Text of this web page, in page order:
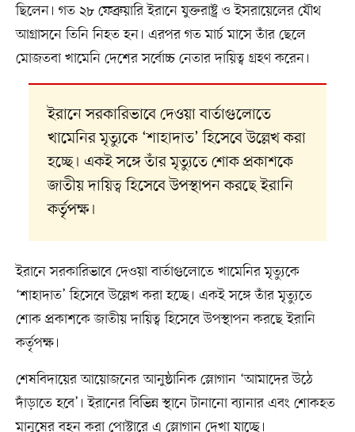
ছিলেন। গত ২৮ ফেব্রুয়ারি ইরানে যুক্তরাষ্ট্র ও ইসরায়েলের যৌথ
আগ্রাসনে তিনি নিহত হন। এরপর গত মার্চ মাসে তাঁর ছেলে
মোজতবা খামেনি দেশের সর্বোচ্চ নেতার দায়িত্ব গ্রহণ করেন।
ইরানে সরকারিভাবে দেওয়া বার্তাগুলোতে
খামেনির মৃত্যুকে ‘শাহাদাত’ হিসেবে উল্লেখ করা
হচ্ছে। একই সঙ্গে তাঁর মৃত্যুতে শোক প্রকাশকে
জাতীয় দায়িত্ব হিসেবে উপস্থাপন করছে ইরানি
কর্তৃপক্ষ।
ইরানে সরকারিভাবে দেওয়া বার্তাগুলোতে খামেনির মৃত্যুকে
‘শাহাদাত’ হিসেবে উল্লেখ করা হচ্ছে। একই সঙ্গে তাঁর মৃত্যুতে
শোক প্রকাশকে জাতীয় দায়িত্ব হিসেবে উপস্থাপন করছে ইরানি
কর্তৃপক্ষ।
শেষবিদায়ের আয়োজনের আনুষ্ঠানিক স্লোগান ‘আমাদের উঠে
দাঁড়াতে হবে’। ইরানের বিভিন্ন স্থানে টানানো ব্যানার এবং শোকহত
মানুষের বহন করা পোস্টারে এ স্লোগান দেখা যাচ্ছে।